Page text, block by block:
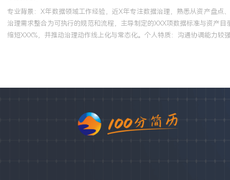
专业背景：X年数据领域工作经验，近X年专注数据治理，熟悉从资产盘
治理需求整合为可执行的规范和流程，主导制定的XXX项数据标准与资产
缩短XXX%，并推动治理动作线上化与常态化。个人特质：沟通协调能力